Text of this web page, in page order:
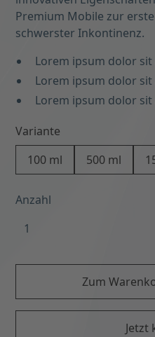
Premium Mobile zur
schwerster Inkontinenz.
Lorem ipsum dolor sit
Lorem ipsum dolor sit
Lorem ipsum dolor sit
Variante
100 ml
500 ml
Anzahl
Zum
Jetzt